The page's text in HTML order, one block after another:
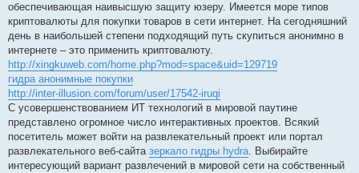
обеспечивающая наивысшую защиту юзеру. Имеется море типов
криптовалюты для покупки товаров в сети интернет. На сегодняшний
день в наибольшей степени подходящий путь скупиться анонимно в
интернете – это применить криптовалюту.
http://xingkuweb.com/home.php?mod=space&uid=129719
гидра анонимные покупки
http://inter-illusion.com/forum/user/17542-iruqi
С усовершенствованием ИТ технологий в мировой паутине
представлено огромное число интерактивных проектов. Всякий
посетитель может войти на развлекательный проект или портал
развлекательного веб-сайта зеркало гидры hydra. Выбирайте
интересующий вариант развлечений в мировой сети на собственный